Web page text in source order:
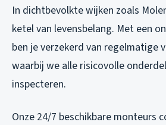
In dichtbevolkte wijken zoals
ketel van levensbelang. Met een
ben je verzekerd van regelmatige
waarbij we alle risicovolle
inspecteren.
Onze 24/7 beschikbare monteurs